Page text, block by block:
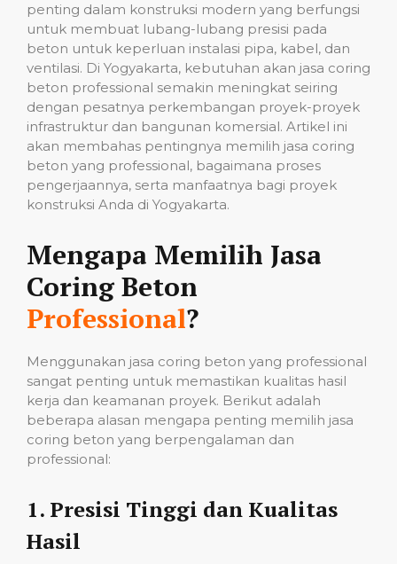
penting dalam konstruksi modern yang berfungsi
untuk membuat lubang-lubang presisi pada
beton untuk keperluan instalasi pipa, kabel, dan
ventilasi. Di Yogyakarta, kebutuhan akan jasa coring
beton professional semakin meningkat seiring
dengan pesatnya perkembangan proyek-proyek
infrastruktur dan bangunan komersial. Artikel ini
akan membahas pentingnya memilih jasa coring
beton yang professional, bagaimana proses
pengerjaannya, serta manfaatnya bagi proyek
konstruksi Anda di Yogyakarta.
Mengapa Memilih Jasa
Coring Beton
Professional?
Menggunakan jasa coring beton yang professional
sangat penting untuk memastikan kualitas hasil
kerja dan keamanan proyek. Berikut adalah
beberapa alasan mengapa penting memilih jasa
coring beton yang berpengalaman dan
professional:
1. Presisi Tinggi dan Kualitas
Hasil